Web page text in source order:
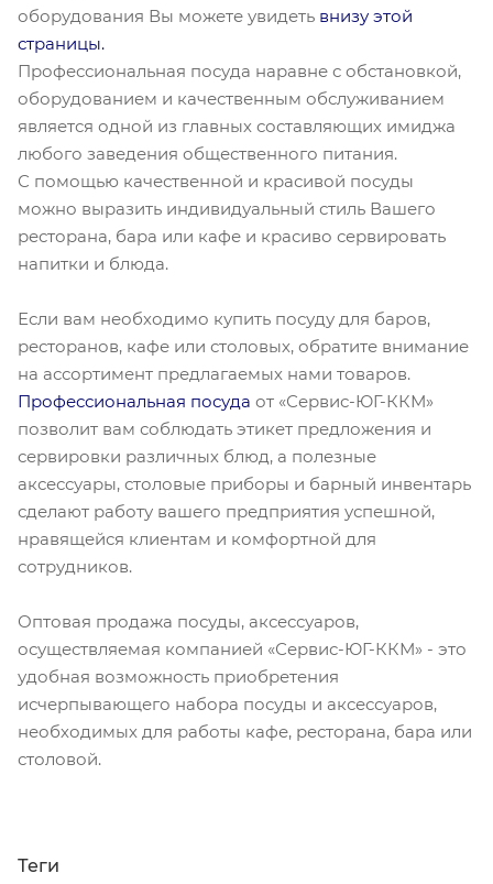
оборудования Вы можете увидеть внизу этой
страницы.
Профессиональная посуда наравне с обстановкой,
оборудованием и качественным обслуживанием
является одной из главных составляющих имиджа
любого заведения общественного питания.
С помощью качественной и красивой посуды
можно выразить индивидуальный стиль Вашего
ресторана, бара или кафе и красиво сервировать
напитки и блюда.
Если вам необходимо купить посуду для баров,
ресторанов, кафе или столовых, обратите внимание
на ассортимент предлагаемых нами товаров.
Профессиональная посуда от «Сервис-ЮГ-ККМ»
позволит вам соблюдать этикет предложения и
сервировки различных блюд, а полезные
аксессуары, столовые приборы и барный инвентарь
сделают работу вашего предприятия успешной,
нравящейся клиентам и комфортной для
сотрудников.
Оптовая продажа посуды, аксессуаров,
осуществляемая компанией «Сервис-ЮГ-ККМ» - это
удобная возможность приобретения
исчерпывающего набора посуды и аксессуаров,
необходимых для работы кафе, ресторана, бара или
столовой.
Теги